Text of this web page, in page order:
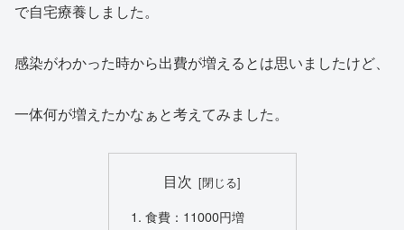
で自宅療養しました。
感染がわかった時から出費が増えるとは思いましたけど、
一体何が増えたかなぁと考えてみました。
目次
食費：11000円増